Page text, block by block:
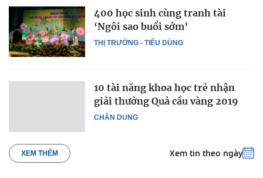
THỊ TRƯỜNG - TIÊU DÙNG
400 học sinh cùng tranh tài
‘Ngôi sao buổi sớm’
CHÂN DUNG
10 tài năng khoa học trẻ nhận
giải thưởng Quả cầu vàng 2019
XEM THÊM Xem tin theo ngày